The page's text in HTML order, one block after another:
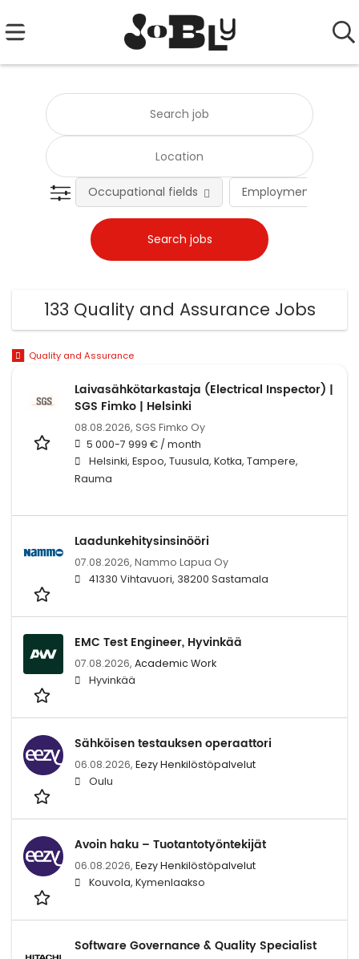
Employment type
Occupational fields
133 Quality and Assurance Jobs
Quality and Assurance
Laivasähkötarkastaja (Electrical Inspector) |
SGS Fimko | Helsinki
08.08.2026, SGS Fimko Oy
5 000-7 999 € / month
Helsinki, Espoo, Tuusula, Kotka, Tampere,
Rauma
Laadunkehitysinsinööri
07.08.2026, Nammo Lapua Oy
41330 Vihtavuori, 38200 Sastamala
EMC Test Engineer, Hyvinkää
07.08.2026, Academic Work
Hyvinkää
Sähköisen testauksen operaattori
06.08.2026, Eezy Henkilöstöpalvelut
Oulu
Avoin haku – Tuotantotyöntekijät
06.08.2026, Eezy Henkilöstöpalvelut
Kouvola, Kymenlaakso
Software Governance & Quality Specialist